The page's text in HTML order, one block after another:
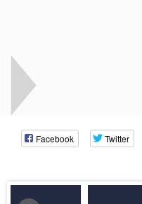
Facebook Twitter